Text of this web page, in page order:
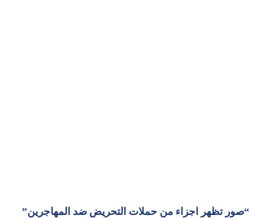
“صور تظهر اجزاء من حملات التحريض ضد المهاجرين”